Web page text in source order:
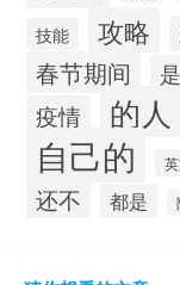
技能 攻略
春节期间
疫情 的人
自己的
还不 都是